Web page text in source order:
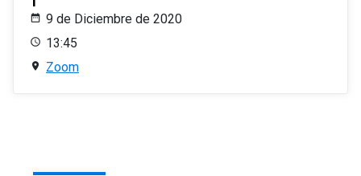
9 de Diciembre de 2020
13:45
Zoom